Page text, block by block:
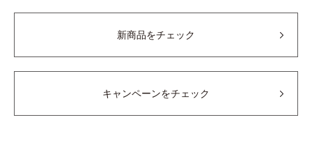
新商品をチェック
キャンペーンをチェック